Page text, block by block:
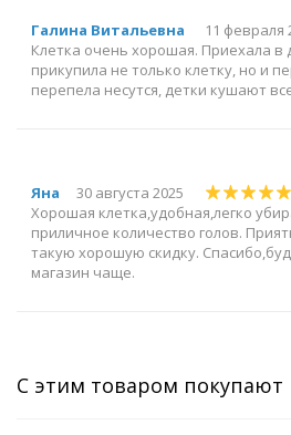
Галина Витальевна
11 февраля
Клетка очень хорошая. Приехала
прикупила не только клетку, но и
перепела несутся, детки кушают
Яна
30 августа 2025
Хорошая клетка,удобная,легко
приличное количество голов.
такую хорошую скидку.
магазин чаще.
С этим товаром покупают